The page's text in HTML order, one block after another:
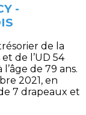
-
de la
de l’UD 54
de 79 ans.
2021, en
7 drapeaux et